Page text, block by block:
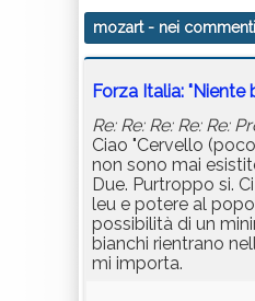
mozart- nei commenti
Forza Italia: "Niente
Re: Re: Re: Re: Re:
Ciao "Cervello
non sono mai
Due. Purtroppo si.
leu e potere al
possibilità di un
bianchi rientrano
mi importa.